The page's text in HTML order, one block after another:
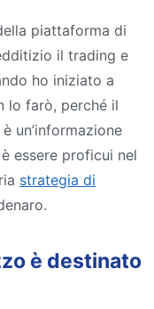
piattaforma di
il trading e
ho iniziato a
lo farò, perché il
un’informazione
essere proficui nel
strategia di
è destinato